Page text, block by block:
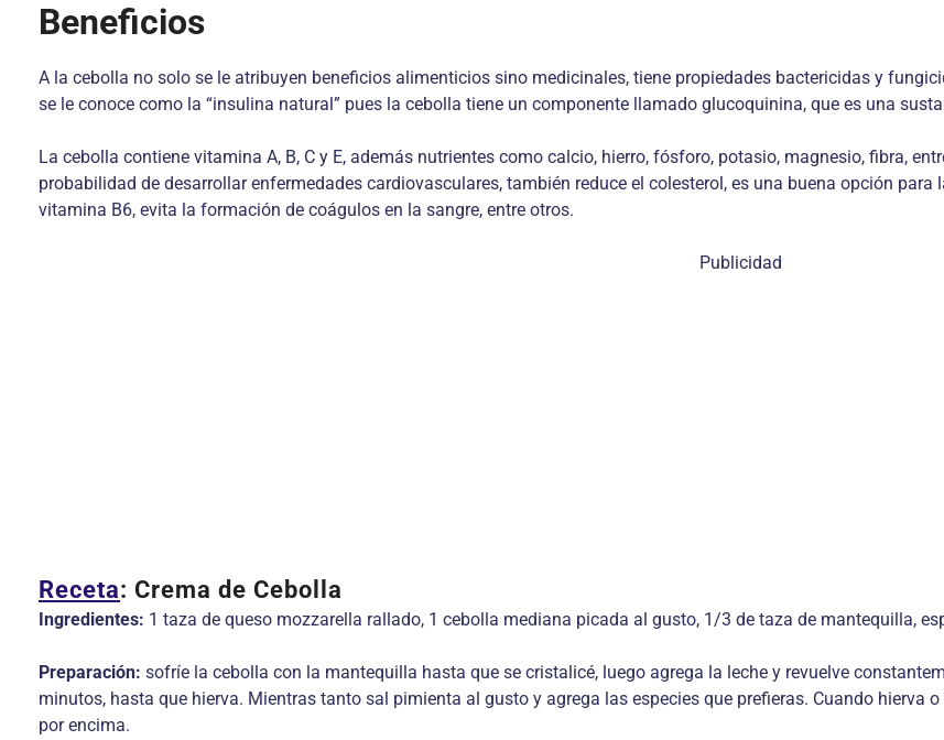
Beneficios
A la cebolla no solo se le atribuyen beneficios alimenticios sino medicinales, tiene propiedades bactericidas y
se le conoce como la “insulina natural” pues la cebolla tiene un componente llamado glucoquinina, que es una
La cebolla contiene vitamina A, B, C y E, además nutrientes como calcio, hierro, fósforo, potasio, magnesio, fibra,
probabilidad de desarrollar enfermedades cardiovasculares, también reduce el colesterol, es una buena opción
vitamina B6, evita la formación de coágulos en la sangre, entre otros.
Publicidad
Receta: Crema de Cebolla
Ingredientes: 1 taza de queso mozzarella rallado, 1 cebolla mediana picada al gusto, 1/3 de taza de mantequilla,
Preparación: sofríe la cebolla con la mantequilla hasta que se cristalicé, luego agrega la leche y revuelve
minutos, hasta que hierva. Mientras tanto sal pimienta al gusto y agrega las especies que prefieras. Cuando hierva
por encima.